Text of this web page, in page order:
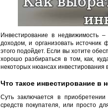
Инвестирование в недвижимость
доходом, и организовать
этого подойдет. Если вы хотите
хорошо разбираться в том, как,
некоторых нюансах инвестирования
Что такое инвестирование в
Суть заключается в
средств покупателя, или просто